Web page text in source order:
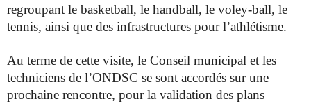
regroupant le basketball, le handball, le voley-ball, le
tennis, ainsi que des infrastructures pour l’athlétisme.
Au terme de cette visite, le Conseil municipal et les
techniciens de l’ONDSC se sont accordés sur une
prochaine rencontre, pour la validation des plans